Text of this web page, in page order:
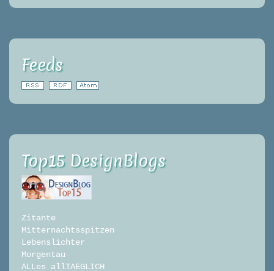
Feeds
Top15 DesignBlogs
Zitante
Mitternachtsspitzen
Lebenslichter
Morgentau
ALLes allTAEGLICH